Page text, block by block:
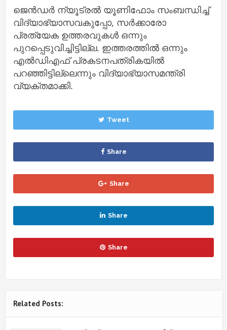
ജെന്‍ഡര്‍ ന്യൂട്രല്‍ യൂണിഫോം സംബന്ധിച്ച്‌
വിദ്യാഭ്യാസവകുപ്പോ, സര്‍ക്കാരോ
പ്രത്യേക ഉത്തരവുകള്‍ ഒന്നും
പുറപ്പെടുവിച്ചിട്ടില്ല. ഇത്തരത്തില്‍ ഒന്നും
എല്‍ഡിഎഫ് പ്രകടനപത്രികയില്‍
പറഞ്ഞിട്ടില്ലെന്നും വിദ്യാഭ്യാസമന്ത്രി
വ്യക്തമാക്കി.
Tweet
Share
Share
Share
Share
Related Posts: